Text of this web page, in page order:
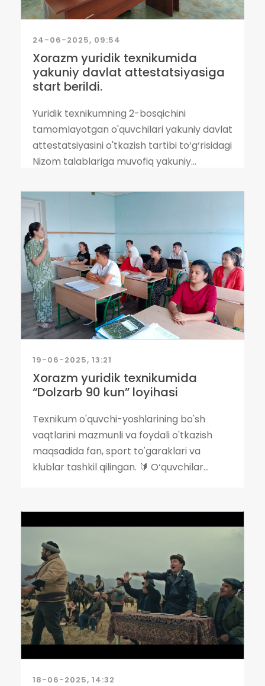
24-06-2025, 09:54
Xorazm yuridik texnikumida
yakuniy davlat attestatsiyasiga
start berildi.
Yuridik texnikumning 2-bosqichini
tamomlayotgan o'quvchilari yakuniy davlat
attestatsiyasini o'tkazish tartibi to‘g‘risidagi
Nizom talablariga muvofiq yakuniy...
19-06-2025, 13:21
Xorazm yuridik texnikumida
“Dolzarb 90 kun” loyihasi
Texnikum o'quvchi-yoshlarining bo'sh
vaqtlarini mazmunli va foydali o'tkazish
maqsadida fan, sport to'garaklari va
klublar tashkil qilingan. 🔰 O‘quvchilar...
18-06-2025, 14:32